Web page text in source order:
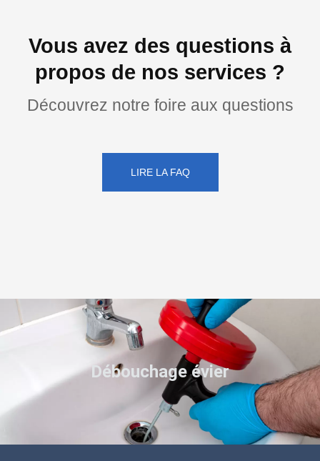
Vous avez des questions à
propos de nos services ?
Découvrez notre foire aux questions
LIRE LA FAQ
Débouchage évier